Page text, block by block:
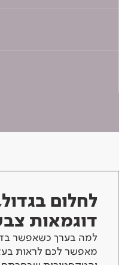
לחלום
דוגמאות
למה בערך כשאפשר
מאפשר לכם לראות